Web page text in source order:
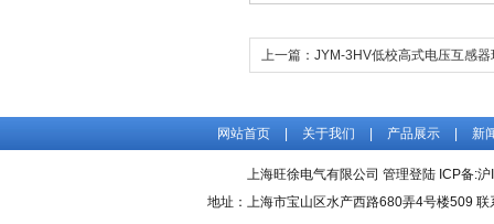
上一篇： JYM-3HV低校高式电压互感
网站首页 关于我们 产品展示 新
上海旺徐电气有限公司 管理登陆 ICP备:沪
地址：上海市宝山区水产西路680弄4号楼509